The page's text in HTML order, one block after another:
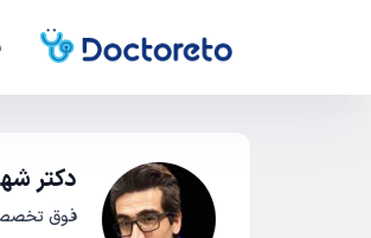
دکتر
فوق تخصص